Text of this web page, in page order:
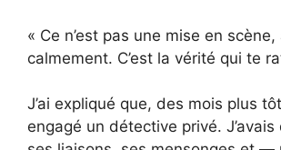
« Ce n’est pas une mise en
calmement. C’est la vérité qui te
J’ai expliqué que, des mois plus
engagé un détective privé.